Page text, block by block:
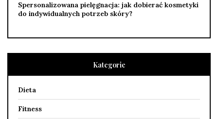
Spersonalizowana pielęgnacja: jak dobierać kosmetyki
do indywidualnych potrzeb skóry?
Kategorie
Dieta
Fitness